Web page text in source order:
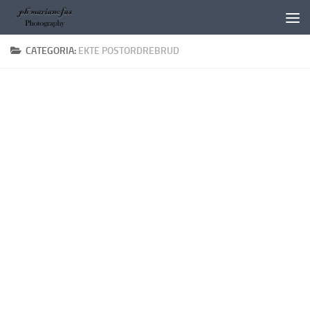
Salta al contenuto
CATEGORIA: EKTE POSTORDREBRUD